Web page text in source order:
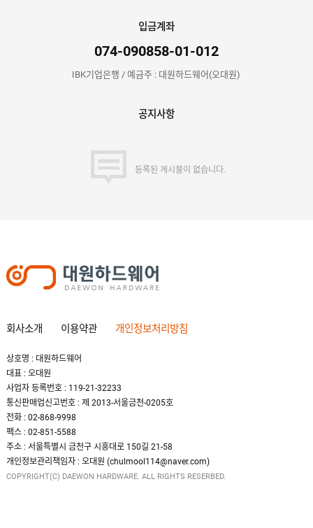
입금계좌
074-090858-01-012
IBK기업은행 / 예금주 : 대원하드웨어(오대원)
공지사항
등록된 게시물이 없습니다.
회사소개 이용약관 개인정보처리방침
상호명 : 대원하드웨어
대표 : 오대원
사업자 등록번호 : 119-21-32233
통신판매업신고번호 : 제 2013-서울금천-0205호
전화 : 02-868-9998
팩스 : 02-851-5588
주소 : 서울특별시 금천구 시흥대로 150길 21-58
개인정보관리책임자 : 오대원 (chulmool114@naver.com)
COPYRIGHT(C) DAEWON HARDWARE. ALL RIGHTS RESERBED.